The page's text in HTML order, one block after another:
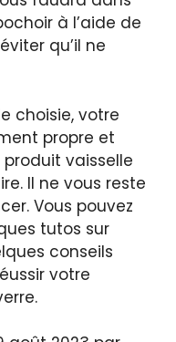
à l’aide de
qu’il ne
choisie, votre
propre et
produit vaisselle
Il ne vous reste
Vous pouvez
tutos sur
conseils
votre